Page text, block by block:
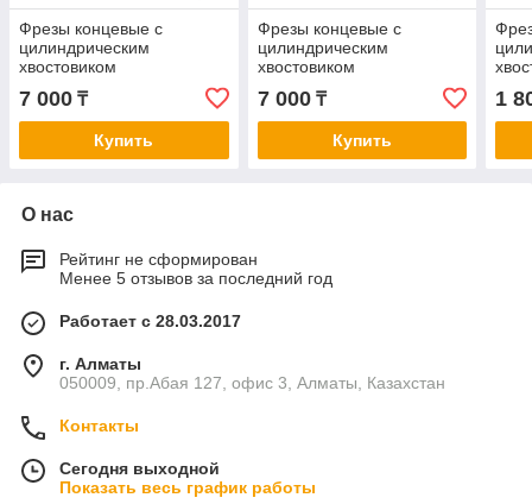
Фрезы концевые с
цилиндрическим
хвостовиком
монолитные 8 4-зуб
7 000 ₸
Купить
Фрезы концевые с
цилиндрическим
хвостовиком
монолитные 8 5-зуб
7 000₸
Купить
1
О нас
Рейтинг не сформирован
Менее 5 отзывов за последний год
Работает с 28.03.2017
г. Алматы
050009, пр.Абая 127, офис 3, Алматы, Казахстан
Контакты
Сегодня выходной
Показать весь график работы